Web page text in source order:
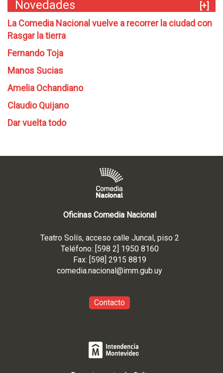
Novedades
[+]
La Comedia Nacional vuelve a recorrer la ciudad con
Rasgar la tierra
Fernando Toja
Manos Sucias
Amelia Ochandiano
Claudio Quijano
Dar vuelta todo
Oficinas Comedia Nacional
Teatro Solís, acceso calle Juncal, piso 2
Teléfono: [598 2] 1950 8160
Fax: [598] 2915 8819
comedia.nacional@imm.gub.uy
Contacto